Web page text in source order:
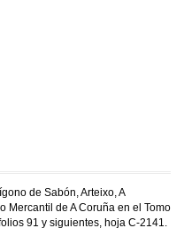
de Sabón, Arteixo, A
Mercantil de A Coruña en el Tomo
91 y siguientes, hoja C-2141.